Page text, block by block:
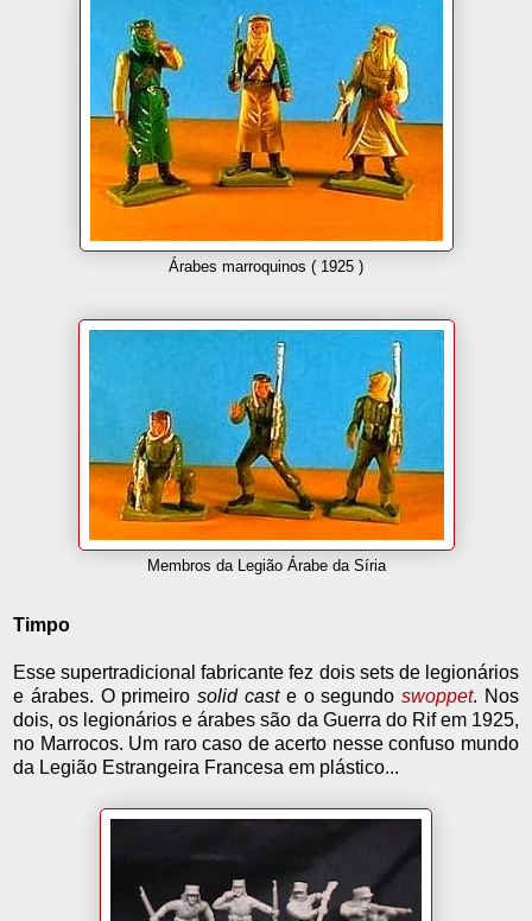
Árabes marroquinos ( 1925 )
Membros da Legião Árabe da Síria
Timpo
Esse supertradicional fabricante fez dois sets de legionários
e árabes. O primeirosolid caste o segundoswoppet. Nos
dois, os legionários e árabes são da Guerra do Rif em 1925,
no Marrocos. Um raro caso de acerto nesse confuso mundo
da Legião Estrangeira Francesa em plástico...